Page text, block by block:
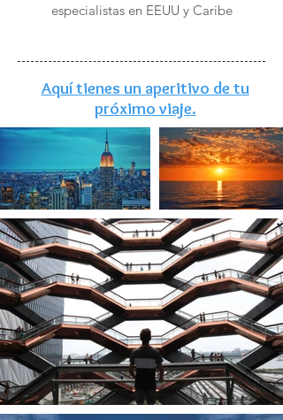
especialistas en EEUU y Caribe
Aquí tienes un aperitivo de tu
próximo viaje.